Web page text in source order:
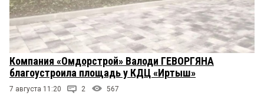
Компания «Омдорстрой» Валоди ГЕВОРГЯНА
благоустроила площадь у КДЦ «Иртыш»
7 августа 11:20 2 567